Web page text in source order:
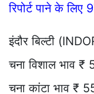
रिपोर्ट पाने के
इंदौर बिल्टी
चना विशाल भाव
चना कांटा भाव ₹